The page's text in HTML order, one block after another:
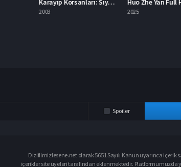
Karayip Korsanları: Siyah İnci’nin Laneti İzle Huo Zhe Yan Full HD
Spoiler
Dizifilmizlesene.net olarak 5651 Sayılı Kanun uyarınca içerik
içerikler site üyeleri tarafından eklenmektedir. Platformumuzda